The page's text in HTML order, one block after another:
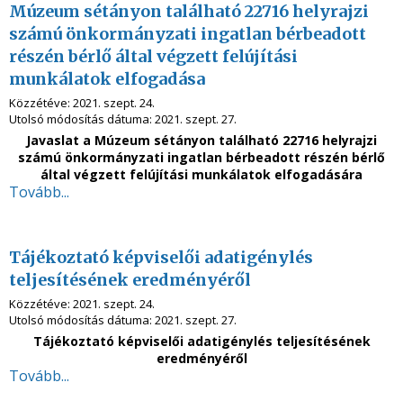
Múzeum sétányon található 22716 helyrajzi
számú önkormányzati ingatlan bérbeadott
részén bérlő által végzett felújítási
munkálatok elfogadása
Közzétéve: 2021. szept. 24.
Utolsó módosítás dátuma: 2021. szept. 27.
Javaslat a Múzeum sétányon található 22716 helyrajzi
számú önkormányzati ingatlan bérbeadott részén bérlő
által végzett felújítási munkálatok elfogadására
Tovább...
Tájékoztató képviselői adatigénylés
teljesítésének eredményéről
Közzétéve: 2021. szept. 24.
Utolsó módosítás dátuma: 2021. szept. 27.
Tájékoztató képviselői adatigénylés teljesítésének
eredményéről
Tovább...